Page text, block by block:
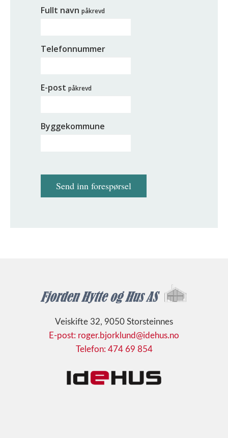
Fullt navn påkrevd
Telefonnummer
E-post påkrevd
Byggekommune
Send inn forespørsel
Veiskifte 32, 9050 Storsteinnes
E-post: roger.bjorklund@idehus.no
Telefon: 474 69 854